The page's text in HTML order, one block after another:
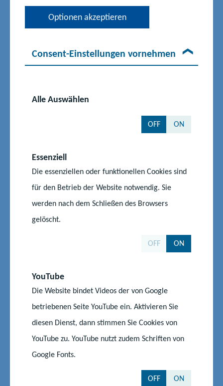
Optionen akzeptieren
Consent-Einstellungen vornehmen
Alle Auswählen
OFF ON
Essenziell
Die essenziellen oder funktionellen Cookies sind
für den Betrieb der Website notwendig. Sie
werden nach dem Schließen des Browsers
gelöscht.
OFF ON
YouTube
Die Website bindet Videos der von Google
betriebenen Seite YouTube ein. Aktivieren Sie
diesen Dienst, dann stimmen Sie Cookies von
YouTube zu. YouTube nutzt zudem Schriften von
Google Fonts.
OFF ON
Jugendherbergen und Landschulheime in
Jugendherbergen in MV
Lehr-Lern-Labor „PhySch - Physik und Schule" der
gemeinnützigen Veranstalters Fahrten-Ferne-Abenteuer
Der Verein zum Erhalt der Domjüch – ehemalige
Landesirrenanstalt e.V.
Außerschulische Lernorte
Lernen im Museum, erforschen im Zoo oder entdecken in der